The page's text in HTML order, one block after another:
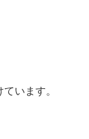
います。